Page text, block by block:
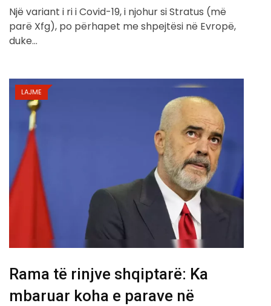
Një variant i ri i Covid-19, i njohur si Stratus (më
parë Xfg), po përhapet me shpejtësi në Evropë,
duke…
LAJME
Rama të rinjve shqiptarë: Ka
mbaruar koha e parave në